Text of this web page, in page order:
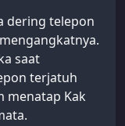
dering telepon
saat
terjatuh
menatap Kak